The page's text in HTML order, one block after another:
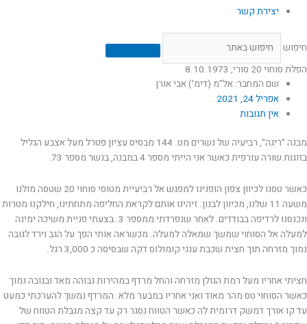
יצירת קשר
חיפוש
הפלת סוחוי 20 סורי, 8.10.1973
שם המחבר: אל"מ (דימ') אבי אורן
אפריל 24, 2021
אין תגובות
מבנה "ריגה", רביעיה של נשרים מט. 144 מבסיס עציון פטרל מעל אצבע הגליל
בזוגות שורה עורפית כאשר אני הייתי מספר 4 במבנה, בנשר מספר 73.
כאשר טסנו לכיוון צפון הופנינו למפגש אל רביעיית מטוסי סוחוי 20 שטסה מולנו
משעה 11 שלנו, מכיוון לבנון. זיהינו אותם לקראת החליפה מתחתינו, חילקנו מטרות
ונכנסנו לרדיפה בבודדים. לאחר שנפרדתי ממספר 3. בצעתי פניית משיכה ימינה
למעלה אל הסוחוי שמשך שמאלה למעלה. מכשראה אותי הפך על הגב וירד לגובה
נמוך מזרחה תוך חצית שכבת ענני קומולוס דקה שבסיסה כ 3,000 רגל.
חציתי אחריו מעל רמת הגולן מזרחה והחל מרדף במהירות גבוהה מאד ובגובה נמוך
כאשר הסוחוי טס מהר מאוד ואני אחריו במבער מלא. המרדף נמשך להערכתי כמעט
עד קו אורך דמשק דרומית לה כאשר הטווח נסגר רק עד קצה מגבלת הטווח של